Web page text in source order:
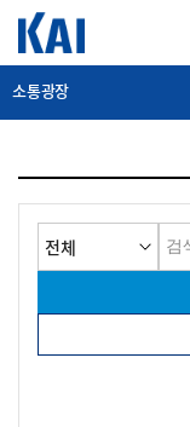
소통광장